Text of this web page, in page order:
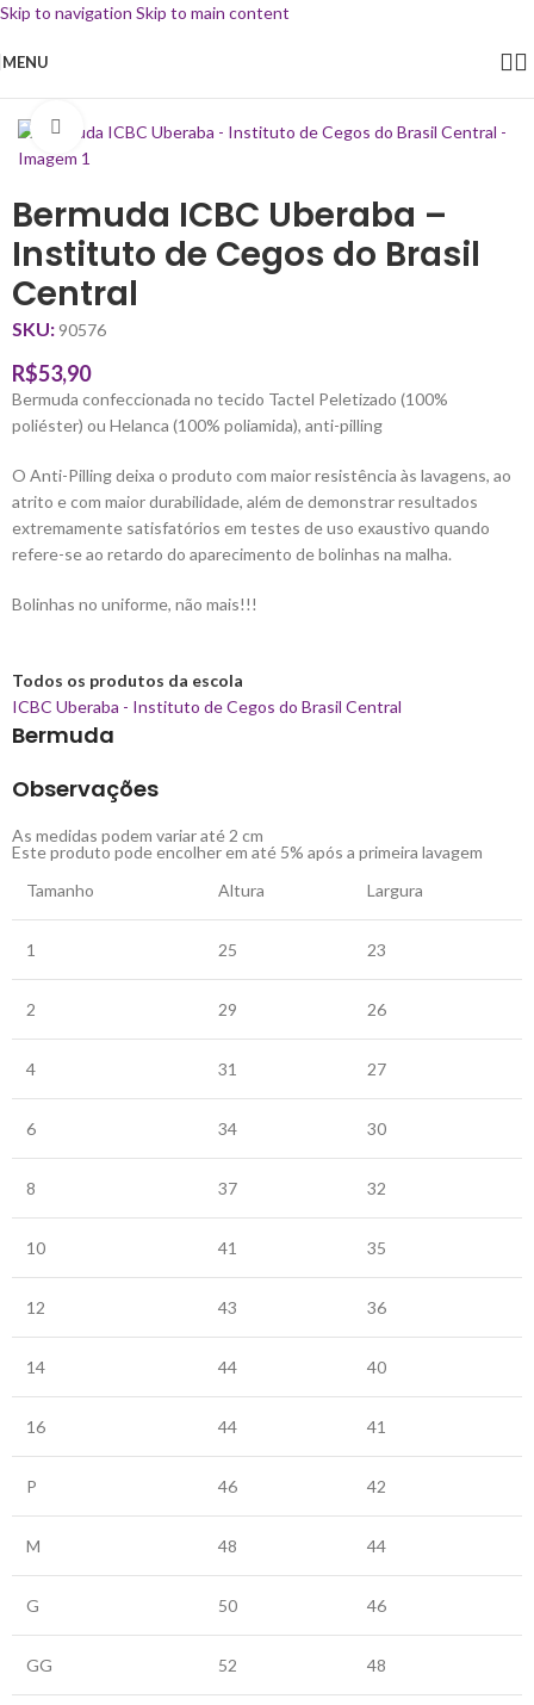
Skip to navigation Skip to main content
MENU
Clique para ampliar
Bermuda ICBC Uberaba –
Instituto de Cegos do Brasil
Central
SKU: 90576
R$53,90
Bermuda confeccionada no tecido Tactel Peletizado (100%
poliéster) ou Helanca (100% poliamida), anti-pilling
O Anti-Pilling deixa o produto com maior resistência às lavagens, ao
atrito e com maior durabilidade, além de demonstrar resultados
extremamente satisfatórios em testes de uso exaustivo quando
refere-se ao retardo do aparecimento de bolinhas na malha.
Bolinhas no uniforme, não mais!!!
Todos os produtos da escola
ICBC Uberaba - Instituto de Cegos do Brasil Central
Bermuda
Observações
As medidas podem variar até 2 cm
Este produto pode encolher em até 5% após a primeira lavagem
Tamanho
Altura Largura
1 25 23
2 29 26
4 31 27
6 34 30
8 37 32
10 41 35
12 43 36
14 44 40
16 44 41
P 46 42
M 48 44
G 50 46
GG 52 48